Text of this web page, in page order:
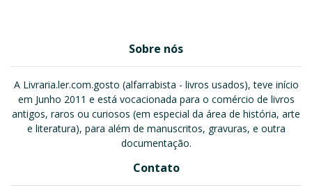
Sobre nós
A Livraria.ler.com.gosto (alfarrabista - livros usados), teve início
em Junho 2011 e está vocacionada para o comércio de livros
antigos, raros ou curiosos (em especial da área de história, arte
e literatura), para além de manuscritos, gravuras, e outra
documentação.
Contato